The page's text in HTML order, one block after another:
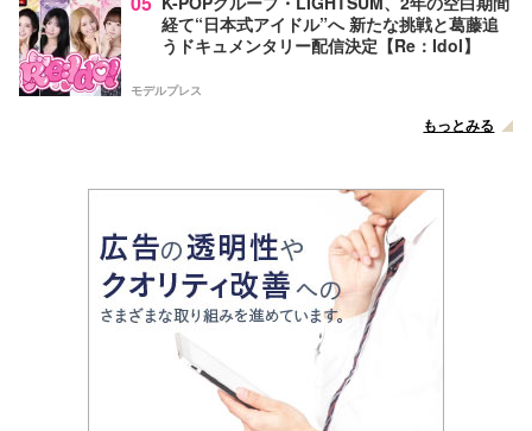
経て“日本式アイドル”へ 新たな挑戦と葛藤追
うドキュメンタリー配信決定【Re：Idol】
モデルプレス
もっとみる